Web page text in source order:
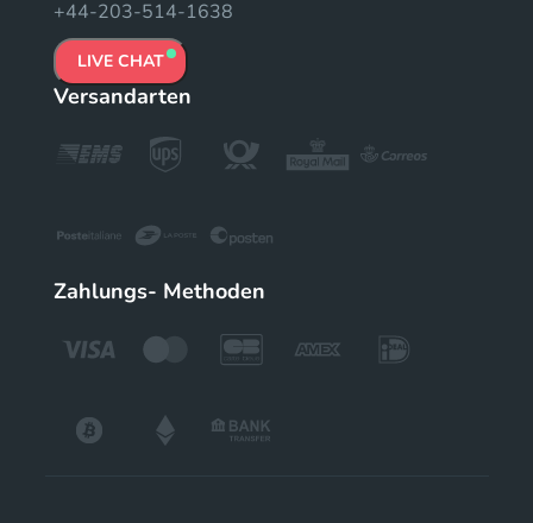
+44-203-514-1638
LIVE CHAT
Versandarten
Zahlungs- Methoden